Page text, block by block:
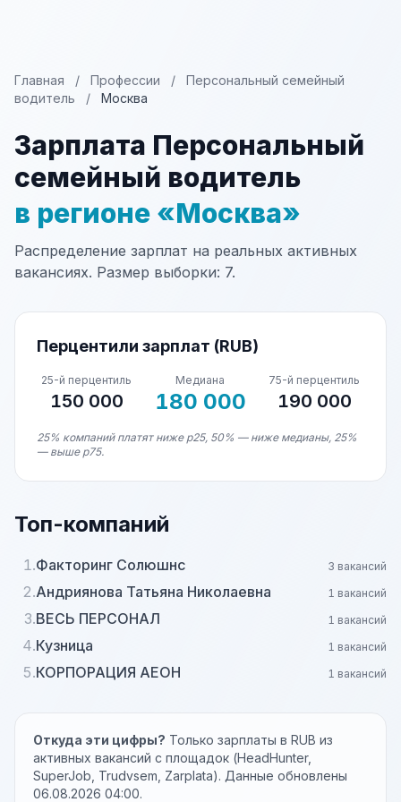
Главная / Профессии /
Персональный семейный
водитель
/ Москва
Зарплата Персональный
семейный водитель
в регионе «Москва»
Распределение зарплат на реальных активных
вакансиях. Размер выборки: 7.
Перцентили зарплат (RUB)
25-й перцентиль
150 000
Медиана
180 000
75-й перцентиль
190 000
25% компаний платят ниже p25, 50% — ниже медианы, 25%
— выше p75.
Топ-компаний
1.Факторинг Солюшнс 3 вакансий
2.Андриянова Татьяна Николаевна 1 вакансий
3.ВЕСЬ ПЕРСОНАЛ 1 вакансий
4.Кузница 1 вакансий
5.КОРПОРАЦИЯ АЕОН 1 вакансий
Откуда эти цифры? Только зарплаты в RUB из
активных вакансий с площадок (HeadHunter,
SuperJob, Trudvsem, Zarplata). Данные обновлены
06.08.2026 04:00.